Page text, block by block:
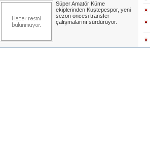
Süper Amatör Küme
ekiplerinden Kuştepespor, yeni
sezon öncesi transfer
çalışmalarını sürdürüyor.